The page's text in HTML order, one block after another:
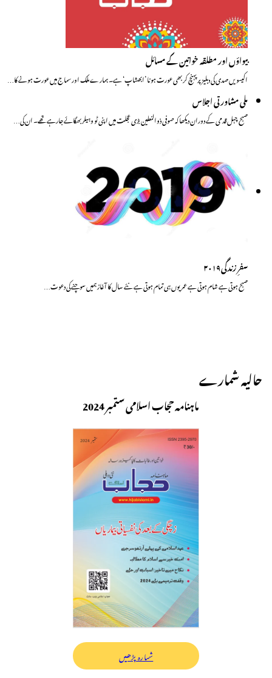
بیواؤں اور مطلقہ خواتین کے مسائل
اکیسویں صدی کی دہلیز پر پہنچ کر بھی عورت ہونا ’ابھشاپ‘ ہے۔ ہمارے ملک اور سماج میں عورت ہونے کا…
ملی مشاورتی اجلاس
صبح چہل قدمی کے دوران دیکھا کہ صوفی ذوالنعلین بڑی عجلت میں اپنی ٹو وہیلر بھگائے جارہے تھے۔ ان کی…
سفرِ زندگی۲۰۱۹
صبح ہوتی ہے شام ہوتی ہے عمر یوں ہی تمام ہوتی ہے نئے سال کا آغاز ہمیں سوچنے کی دعوت…
حالیہ شمارے
ماہنامہ حجاب اسلامی ستمبر 2024
شمارہ پڑھیں